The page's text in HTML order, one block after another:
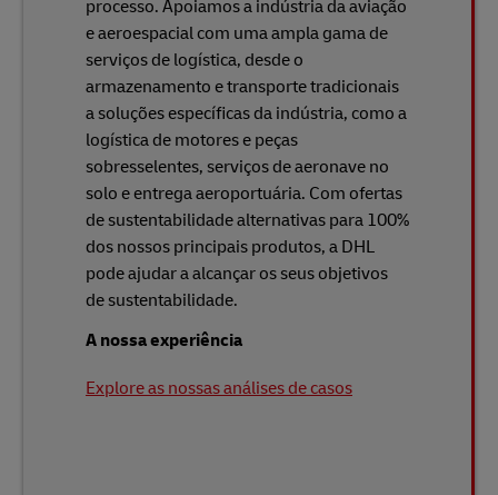
processo. Apoiamos a indústria da aviação
e aeroespacial com uma ampla gama de
serviços de logística, desde o
armazenamento e transporte tradicionais
a soluções específicas da indústria, como a
logística de motores e peças
sobresselentes, serviços de aeronave no
solo e entrega aeroportuária. Com ofertas
de sustentabilidade alternativas para 100%
dos nossos principais produtos, a DHL
pode ajudar a alcançar os seus objetivos
de sustentabilidade.
A nossa experiência
Explore as nossas análises de casos